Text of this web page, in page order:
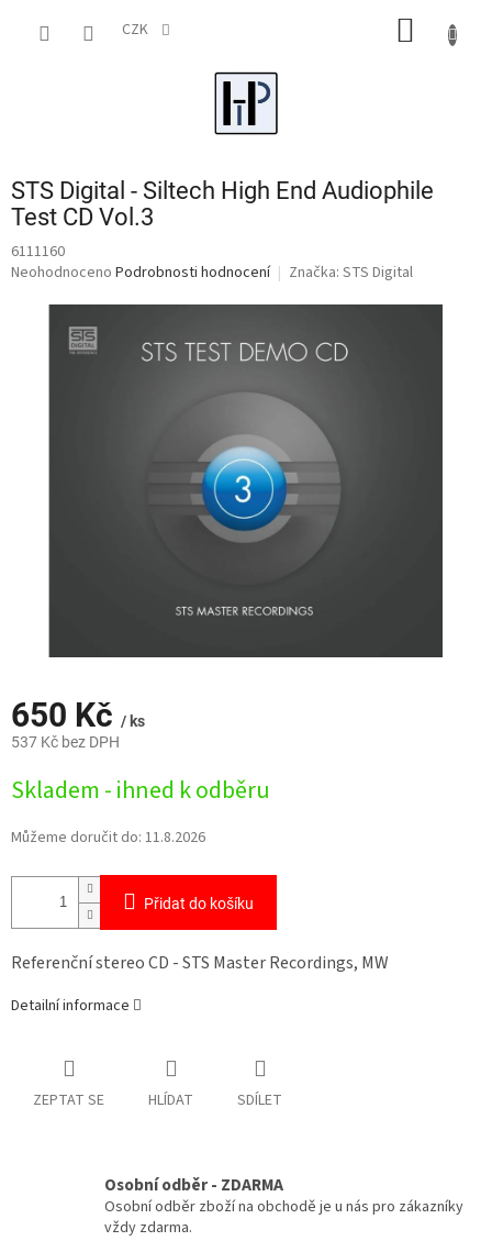
CZK
STS Digital - Siltech High End Audiophile
Test CD Vol.3
6111160
Průměrné
Neohodnoceno Podrobnosti hodnocení Značka: STS Digital
650 Kč / ks
537 Kč bez DPH
cena:
Skladem - ihned k odběru
Můžeme doručit do: 11.8.2026
Přidat do košíku
Referenční stereo CD - STS Master Recordings, MW
Detailní informace
ZEPTAT SE HLÍDAT SDÍLET
Osobní odběr - ZDARMA
Osobní odběr zboží na obchodě je u nás pro zákazníky
vždy zdarma.